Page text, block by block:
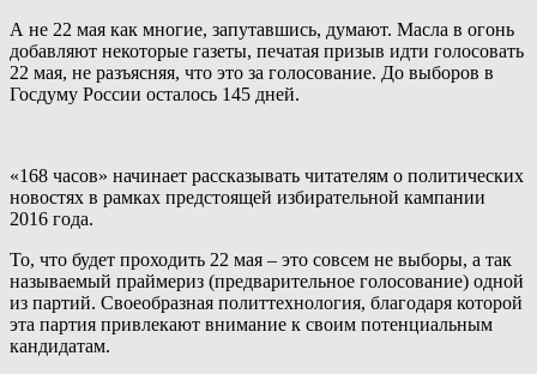
А не 22 мая как многие, запутавшись, думают. Масла в огонь
добавляют некоторые газеты, печатая призыв идти голосовать
22 мая, не разъясняя, что это за голосование. До выборов в
Госдуму России осталось 145 дней.
«168 часов» начинает рассказывать читателям о политических
новостях в рамках предстоящей избирательной кампании
2016 года.
То, что будет проходить 22 мая – это совсем не выборы, а так
называемый праймериз (предварительное голосование) одной
из партий. Своеобразная политтехнология, благодаря которой
эта партия привлекают внимание к своим потенциальным
кандидатам.